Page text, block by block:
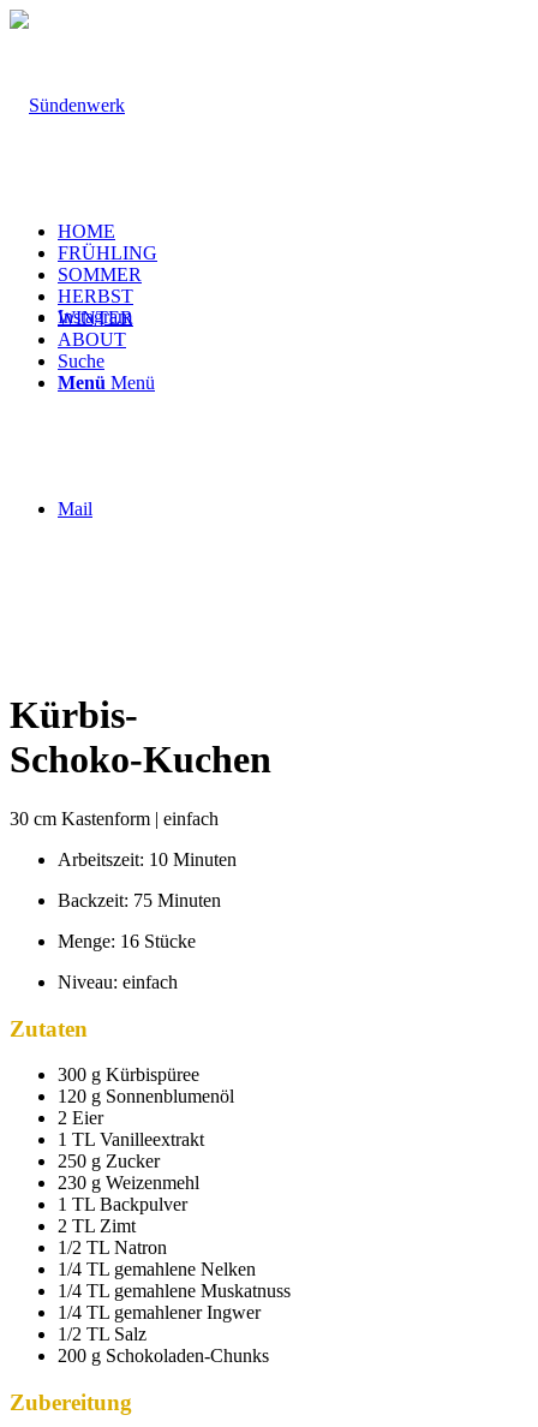
Instagram
Mail
HOME
FRÜHLING
SOMMER
HERBST
WINTER
ABOUT
Suche
Menü Menü
Kürbis-
Schoko-Kuchen
30 cm Kastenform | einfach
Arbeitszeit: 10 Minuten
Backzeit: 75 Minuten
Menge: 16 Stücke
Niveau: einfach
Zutaten
300 g Kürbispüree
120 g Sonnenblumenöl
2 Eier
1 TL Vanilleextrakt
250 g Zucker
230 g Weizenmehl
1 TL Backpulver
2 TL Zimt
1/2 TL Natron
1/4 TL gemahlene Nelken
1/4 TL gemahlene Muskatnuss
1/4 TL gemahlener Ingwer
1/2 TL Salz
200 g Schokoladen-Chunks
Zubereitung